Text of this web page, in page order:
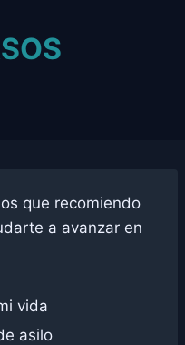
que recomiendo
a avanzar en
vida
asilo